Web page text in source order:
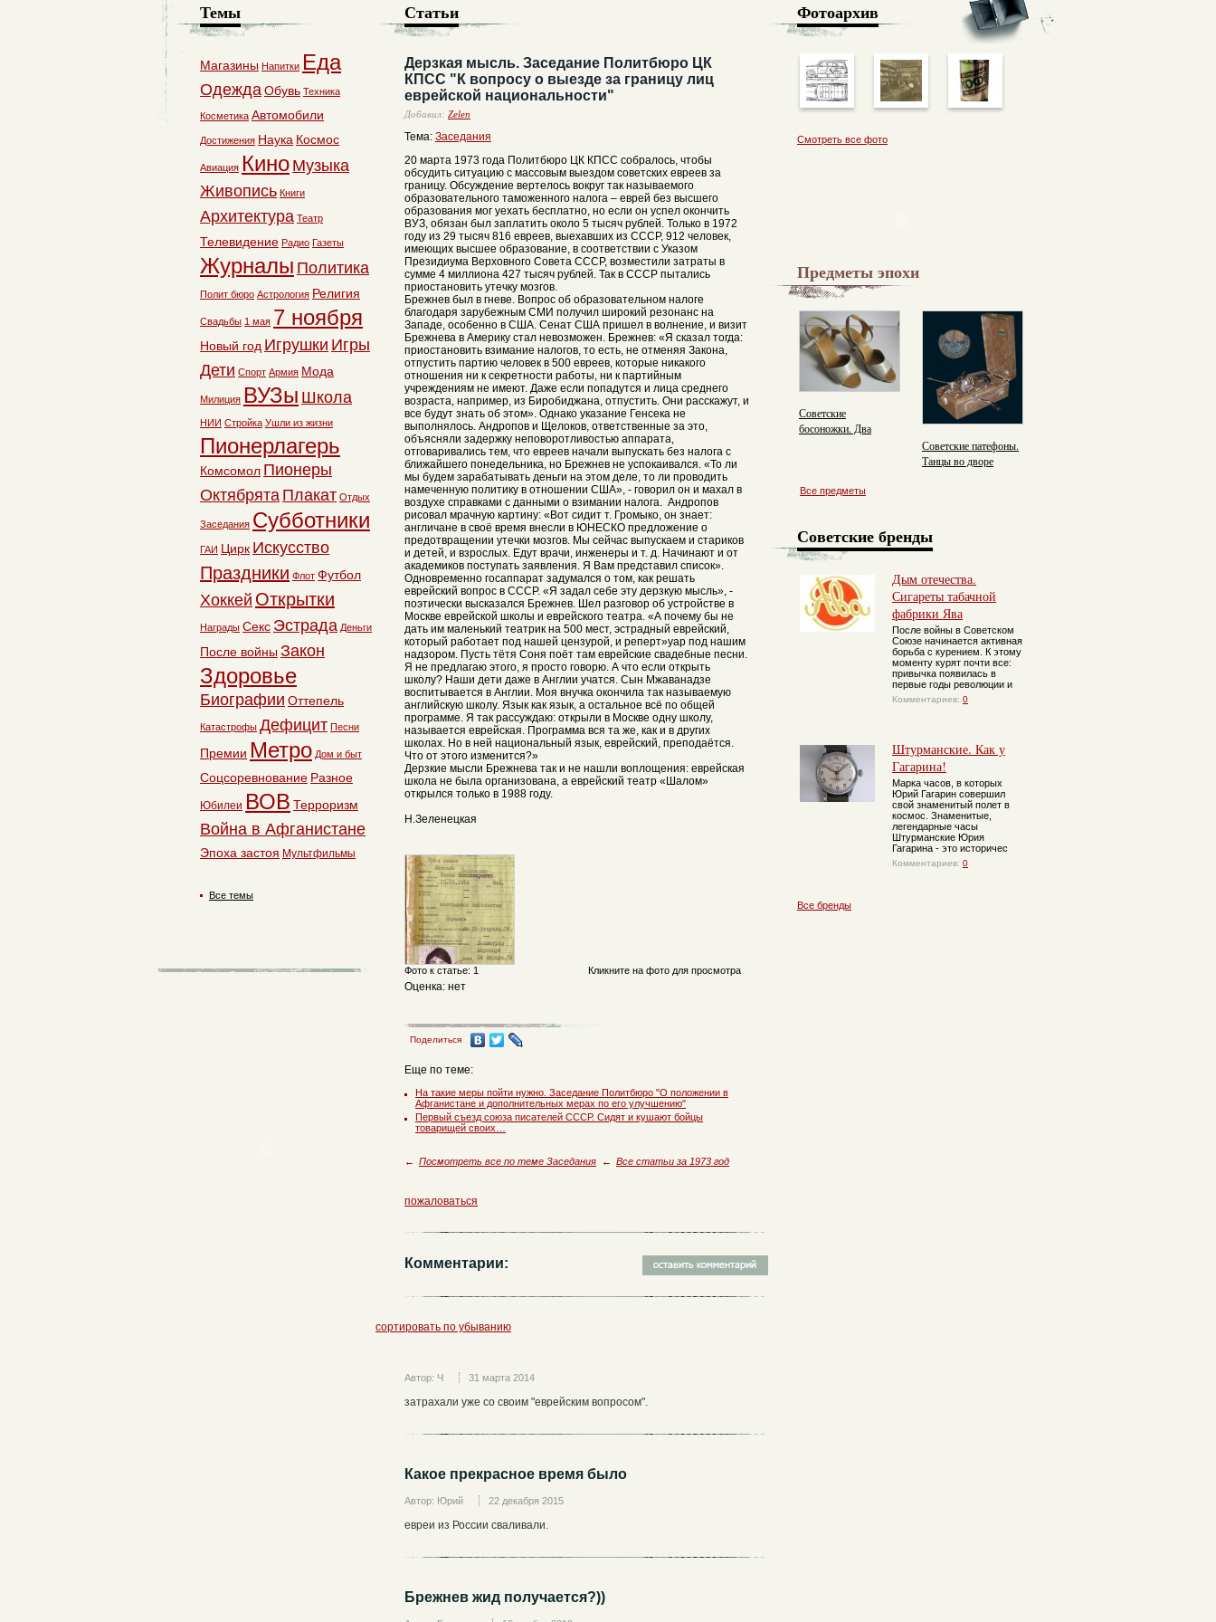
Статьи
Дерзкая мысль. Заседание Политбюро ЦК
КПСС "К вопросу о выезде за границу лиц
еврейской национальности"
Добавил: Zelen
Тема: Заседания
20 марта 1973 года Политбюро ЦК КПСС собралось, чтобы
обсудить ситуацию с массовым выездом советских евреев за
границу. Обсуждение вертелось вокруг так называемого
образовательного таможенного налога – еврей без высшего
образования мог уехать бесплатно, но если он успел окончить
ВУЗ, обязан был заплатить около 5 тысяч рублей. Только в 1972
году из 29 тысяч 816 евреев, выехавших из СССР, 912 человек,
имеющих высшее образование, в соответствии с Указом
Президиума Верховного Совета СССР, возместили затраты в
сумме 4 миллиона 427 тысяч рублей. Так в СССР пытались
приостановить утечку мозгов.
Брежнев был в гневе. Вопрос об образовательном налоге
благодаря зарубежным СМИ получил широкий резонанс на
Западе, особенно в США. Сенат США пришел в волнение, и визит
Брежнева в Америку стал невозможен. Брежнев: «Я сказал тогда:
приостановить взимание налогов, то есть, не отменяя Закона,
отпустить партию человек в 500 евреев, которые никакого
отношения ни к секретности работы, ни к партийным
учреждениям не имеют. Даже если попадутся и лица среднего
возраста, например, из Биробиджана, отпустить. Они расскажут, и
все будут знать об этом». Однако указание Генсека не
выполнялось. Андропов и Щелоков, ответственные за это,
объясняли задержку неповоротливостью аппарата,
отговаривались тем, что евреев начали выпускать без налога с
ближайшего понедельника, но Брежнев не успокаивался. «То ли
мы будем зарабатывать деньги на этом деле, то ли проводить
намеченную политику в отношении США», - говорил он и махал в
воздухе справками с данными о взимании налога. Андропов
рисовал мрачную картину: «Вот сидит т. Громыко, он знает:
англичане в своё время внесли в ЮНЕСКО предложение о
предотвращении утечки мозгов. Мы сейчас выпускаем и стариков
и детей, и взрослых. Едут врачи, инженеры и т. д. Начинают и от
академиков поступать заявления. Я Вам представил список».
Одновременно госаппарат задумался о том, как решать
еврейский вопрос в СССР. «Я задал себе эту дерзкую мысль», -
поэтически высказался Брежнев. Шел разговор об устройстве в
Москве еврейской школы и еврейского театра. «А почему бы не
дать им маленький театрик на 500 мест, эстрадный еврейский,
который работает под нашей цензурой, и реперт»уар под нашим
надзором. Пусть тётя Соня поёт там еврейские свадебные песни.
Я не предлагаю этого, я просто говорю. А что если открыть
школу? Наши дети даже в Англии учатся. Сын Мжаванадзе
воспитывается в Англии. Моя внучка окончила так называемую
английскую школу. Язык как язык, а остальное всё по общей
программе. Я так рассуждаю: открыли в Москве одну школу,
называется еврейская. Программа вся та же, как и в других
школах. Но в ней национальный язык, еврейский, преподаётся.
Что от этого изменится?»
Дерзкие мысли Брежнева так и не нашли воплощения: еврейская
школа не была организована, а еврейский театр «Шалом»
открылся только в 1988 году.
Н.Зеленецкая
Кликните на фото для просмотра
Фото к статье: 1
Оценка: нет
Поделиться
Еще по теме:
На такие меры пойти нужно. Заседание Политбюро "О положении в
Афганистане и дополнительных мерах по его улучшению"
Первый съезд союза писателей СССР. Сидят и кушают бойцы
товарищей своих…
← Посмотреть все по теме Заседания ← Все статьи за 1973 год
пожаловаться
Комментарии:
сортировать по убыванию
Автор: Ч 31 марта 2014
затрахали уже со своим "еврейским вопросом".
Какое прекрасное время было
Автор: Юрий 22 декабря 2015
евреи из России сваливали.
Брежнев жид получается?))
Фотоархив
Смотреть все фото
Предметы эпохи
Советские
босоножки. Два
Советские патефоны.
Танцы во дворе
Все предметы
Советские бренды
Дым отечества.
Сигареты табачной
фабрики Ява
После войны в Советском
Союзе начинается активная
борьба с курением. К этому
моменту курят почти все:
привычка появилась в
первые годы революции и
Комментариев: 0
Штурманские. Как у
Гагарина!
Марка часов, в которых
Юрий Гагарин совершил
свой знаменитый полет в
космос. Знаменитые,
легендарные часы
Штурманские Юрия
Гагарина - это историчес
Комментариев: 0
Все бренды
Темы
Магазины Напитки Еда
ОдеждаОбувь Техника
Косметика Автомобили
Достижения Наука Космос
Авиация Кино Музыка
Живопись Книги
Архитектура Театр
Телевидение Радио Газеты
Журналы Политика
Полит бюро Астрология Религия
Свадьбы 1 мая 7 ноября
Новый год Игрушки Игры
Дети Спорт Армия Мода
Милиция ВУЗы Школа
НИИ Стройка Ушли из жизни
Пионерлагерь
Комсомол Пионеры
Октябрята Плакат Отдых
Заседания Субботники
ГАИ Цирк Искусство
Праздники Флот Футбол
Хоккей Открытки
Награды Секс Эстрада Деньги
После войны Закон
Здоровье
Биографии Оттепель
Катастрофы Дефицит Песни
Премии Метро Дом и быт
Соцсоревнование Разное
Юбилеи ВОВ Терроризм
Война в Афганистане
Эпоха застоя Мультфильмы
Все темы